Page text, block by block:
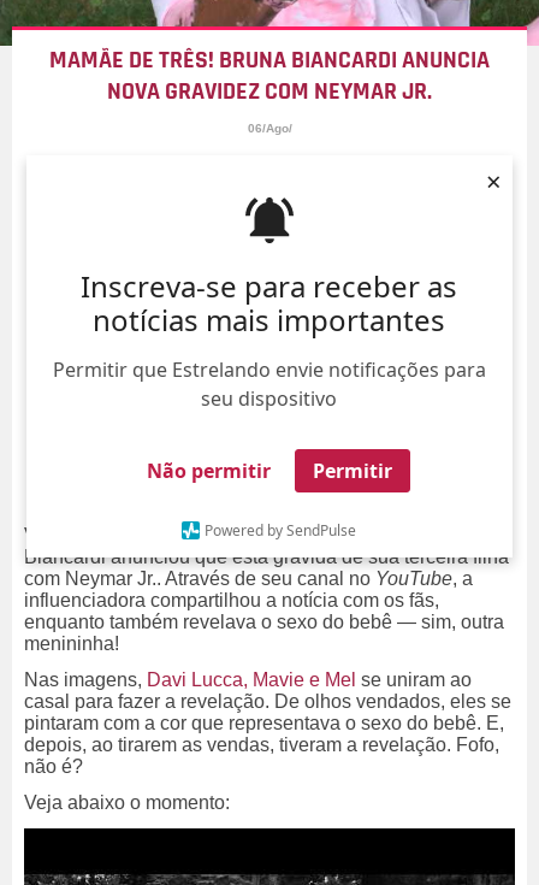
Inscreva-se para receber as
notícias mais importantes
Permitir que Estrelando envie notificações para
seu dispositivo
Não permitir Permitir
Powered by SendPulse
×
MAMÃE DE TRÊS! BRUNA BIANCARDI ANUNCIA
NOVA GRAVIDEZ COM NEYMAR JR.
06/Ago/
Vem
por aí! Nesta segunda-feira, dia 15, Bruna
Biancardi anunciou que está grávida de sua terceira filha
com Neymar Jr.. Através de seu canal no YouTube, a
influenciadora compartilhou a notícia com os fãs,
enquanto também revelava o sexo do bebê — sim, outra
menininha!
Nas imagens, Davi Lucca, Mavie e Mel se uniram ao
casal para fazer a revelação. De olhos vendados, eles se
pintaram com a cor que representava o sexo do bebê. E,
depois, ao tirarem as vendas, tiveram a revelação. Fofo,
não é?
Veja abaixo o momento: